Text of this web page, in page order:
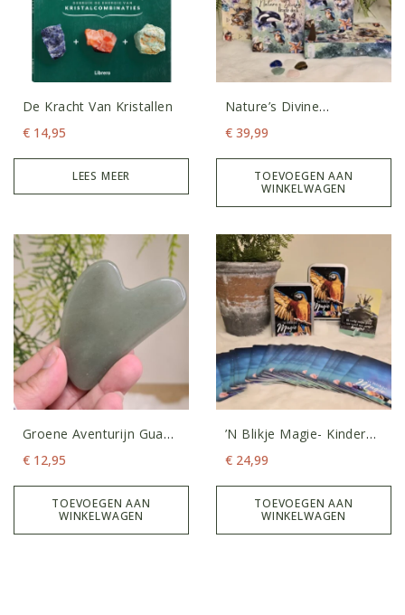
De Kracht Van Kristallen
€ 14,95
LEES MEER
Nature’s Divine
Oracledeck
€ 39,99
TOEVOEGEN AAN
WINKELWAGEN
Groene Aventurijn Gua
Sha Schraper
€ 12,95
TOEVOEGEN AAN
WINKELWAGEN
’n Blikje Magie- Kinder
Intentiekaarten
€ 24,99
TOEVOEGEN AAN
WINKELWAGEN